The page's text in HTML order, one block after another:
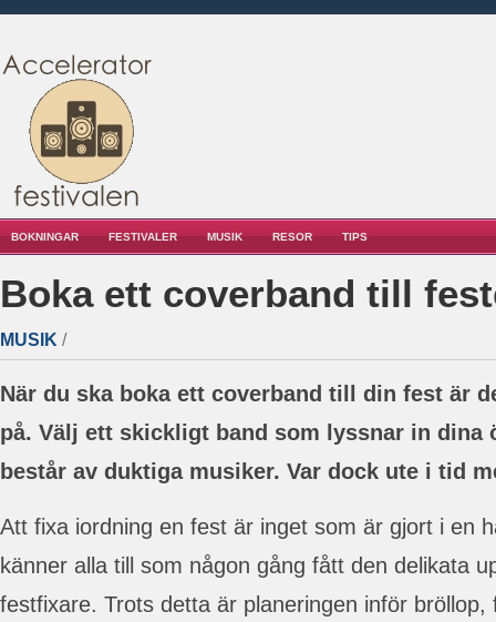
BOKNINGAR FESTIVALER MUSIK RESOR TIPS
Boka ett coverband till
MUSIK /
När du ska boka ett coverband till din fest är
på. Välj ett skickligt band som lyssnar in dina
består av duktiga musiker. Var dock ute i tid
Att fixa iordning en fest är inget som är gjort i en
känner alla till som någon gång fått den delikata
festfixare. Trots detta är planeringen inför bröllop,